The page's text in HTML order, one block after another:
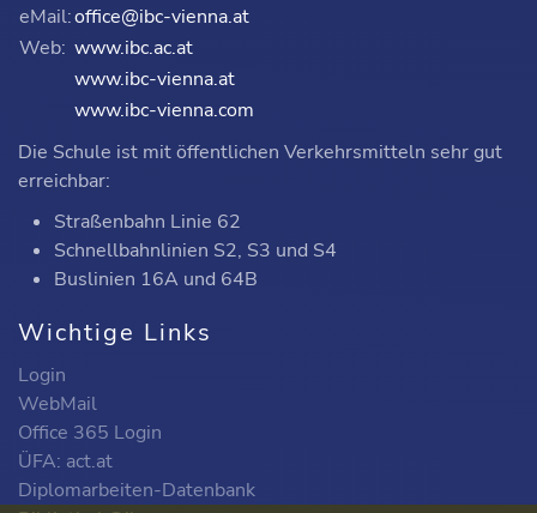
eMail:office@ibc-vienna.at
Web: www.ibc.ac.at
www.ibc-vienna.at
www.ibc-vienna.com
Die Schule ist mit öffentlichen Verkehrsmitteln sehr gut
erreichbar:
Straßenbahn Linie 62
Schnellbahnlinien S2, S3 und S4
Buslinien 16A und 64B
Wichtige Links
Login
WebMail
Office 365 Login
ÜFA: act.at
Diplomarbeiten-Datenbank